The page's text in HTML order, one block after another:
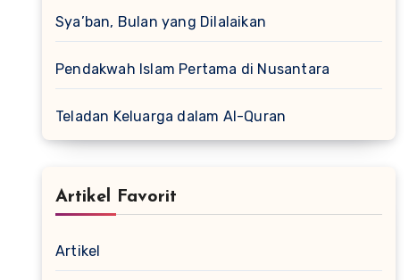
Sya’ban, Bulan yang Dilalaikan
Pendakwah Islam Pertama di Nusantara
Teladan Keluarga dalam Al-Quran
Artikel Favorit
Artikel